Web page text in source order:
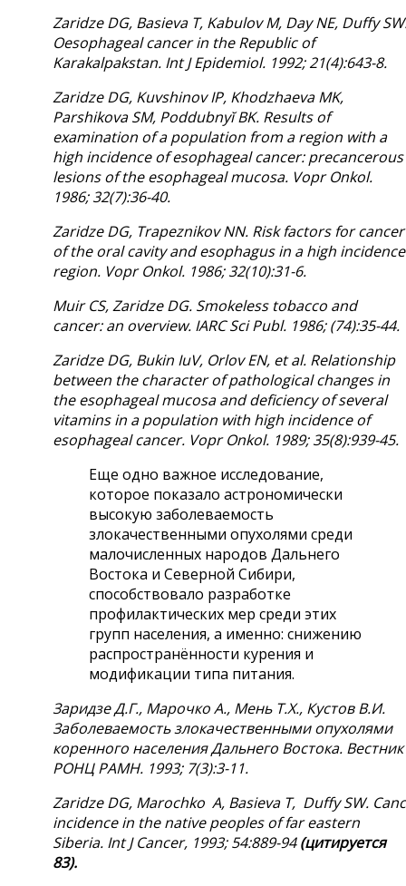
Zaridze DG, Basieva T, Kabulov M, Day NE, Duffy
Oesophageal cancer in the Republic of
Karakalpakstan. Int J Epidemiol. 1992; 21(4):643-8.
Zaridze DG, Kuvshinov IP, Khodzhaeva MK,
Parshikova SM, Poddubnyĭ BK. Results of
examination of a population from a region with a
high incidence of esophageal cancer: precancerous
lesions of the esophageal mucosa. Vopr Onkol.
1986; 32(7):36-40.
Zaridze DG, Trapeznikov NN. Risk factors for cancer
of the oral cavity and esophagus in a high incidence
region. Vopr Onkol. 1986; 32(10):31-6.
Muir CS, Zaridze DG. Smokeless tobacco and
cancer: an overview. IARC Sci Publ. 1986; (74):35-44.
Zaridze DG, Bukin IuV, Orlov EN, et al. Relationship
between the character of pathological changes in
the esophageal mucosa and deficiency of several
vitamins in a population with high incidence of
esophageal cancer. VoprOnkol. 1989; 35(8):939-45.
Еще одно важное исследование,
которое показало астрономически
высокую заболеваемость
злокачественными опухолями среди
малочисленных народов Дальнего
Востока и Северной Сибири,
способствовало разработке
профилактических мер среди этих
групп населения, а именно: снижению
распространённости курения и
модификации типа питания.
Заридзе Д.Г., Марочко А., Мень Т.Х., Кустов В.И.
Заболеваемость злокачественными опухолями
коренного населения Дальнего Востока. Вестник
РОНЦ РАМН. 1993; 7(3):3-11.
ZaridzeDG, Marochko A, Basieva T, DuffySW.
incidence in the native peoples of far eastern
Siberia. Int J Cancer, 1993; 54:889-94(цитируется
83).